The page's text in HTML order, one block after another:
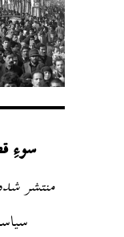
سوءِ
منتشر شده در ۱۷